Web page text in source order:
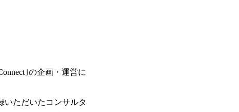
｣の企画・運営に
いただいたコンサルタ